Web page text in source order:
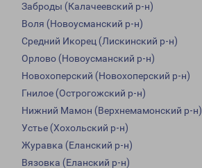
Заброды (Калачеевский р-н)
Воля (Новоусманский р-н)
Средний Икорец (Лискинский р-н)
Орлово (Новоусманский р-н)
Новохоперский (Новохоперский р-н)
Гнилое (Острогожский р-н)
Нижний Мамон (Верхнемамонский р-н)
Устье (Хохольский р-н)
Журавка (Еланский р-н)
Вязовка (Еланский р-н)